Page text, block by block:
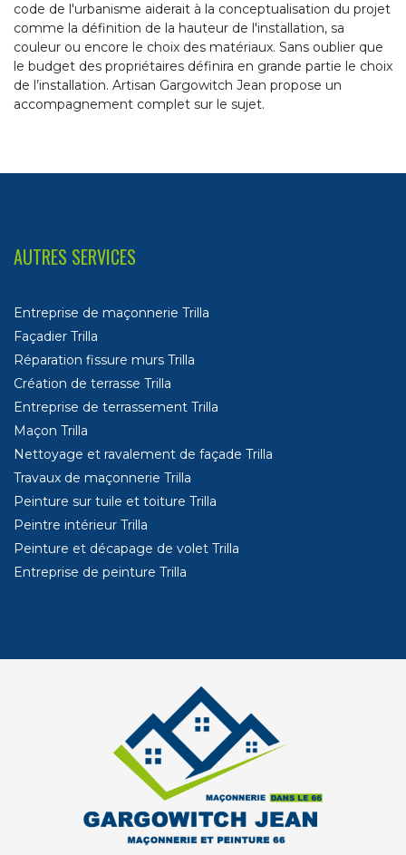
code de l'urbanisme aiderait à la conceptualisation du projet
comme la définition de la hauteur de l'installation, sa
couleur ou encore le choix des matériaux. Sans oublier que
le budget des propriétaires définira en grande partie le choix
de l’installation. Artisan Gargowitch Jean propose un
accompagnement complet sur le sujet.
AUTRES SERVICES
Entreprise de maçonnerie Trilla
Façadier Trilla
Réparation fissure murs Trilla
Création de terrasse Trilla
Entreprise de terrassement Trilla
Maçon Trilla
Nettoyage et ravalement de façade Trilla
Travaux de maçonnerie Trilla
Peinture sur tuile et toiture Trilla
Peintre intérieur Trilla
Peinture et décapage de volet Trilla
Entreprise de peinture Trilla